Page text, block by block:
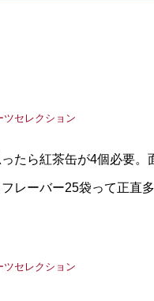
たら紅茶缶が4個必要。
レーバー25袋って正直多